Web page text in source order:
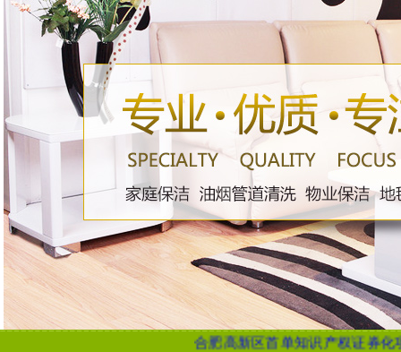
合肥高新区首单知识产权证券化项目成功发行